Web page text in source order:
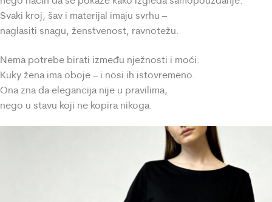
Svaki kroj, šav i materijal imaju svrhu –
naglasiti snagu, ženstvenost, ravnotežu.
Nema potrebe birati između nježnosti i moći.
Kuky žena ima oboje – i nosi ih istovremeno.
Ona zna da elegancija nije u pravilima,
nego u stavu koji ne kopira nikoga.